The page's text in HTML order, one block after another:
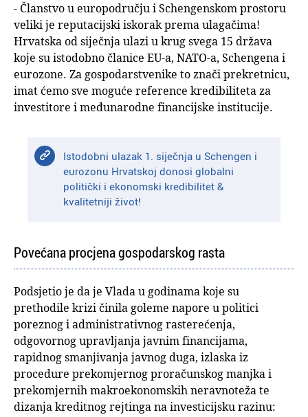
- Članstvo u europodručju i Schengenskom prostoru
veliki je reputacijski iskorak prema ulagačima!
Hrvatska od siječnja ulazi u krug svega 15 država
koje su istodobno članice EU-a, NATO-a, Schengena i
eurozone. Za gospodarstvenike to znači prekretnicu,
imat ćemo sve moguće reference kredibiliteta za
investitore i međunarodne financijske institucije.
Istodobni ulazak 1. siječnja u Schengen i
eurozonu Hrvatskoj donosi globalni
politički i ekonomski kredibilitet &
kvalitetniji život!
Povećana procjena gospodarskog rasta
Podsjetio je da je Vlada u godinama koje su
prethodile krizi činila goleme napore u politici
poreznog i administrativnog rasterećenja,
odgovornog upravljanja javnim financijama,
rapidnog smanjivanja javnog duga, izlaska iz
procedure prekomjernog proračunskog manjka i
prekomjernih makroekonomskih neravnoteža te
dizanja kreditnog rejtinga na investicijsku razinu: